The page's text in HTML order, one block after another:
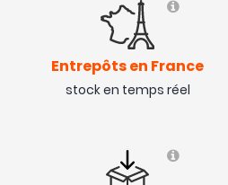
Entrepôts en France
stock en temps réel